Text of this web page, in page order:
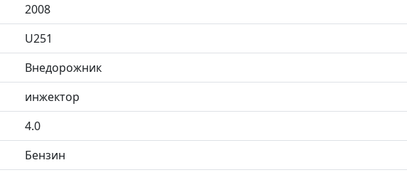
2008
U251
Внедорожник
инжектор
4.0
Бензин